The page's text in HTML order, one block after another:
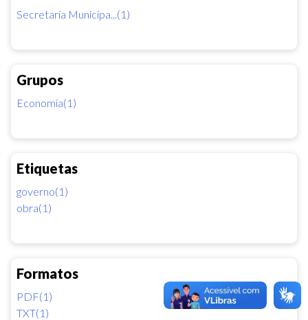
Secretaria Municipa...(1)
Grupos
Economia(1)
Etiquetas
governo(1)
obra(1)
Formatos
PDF(1)
TXT(1)